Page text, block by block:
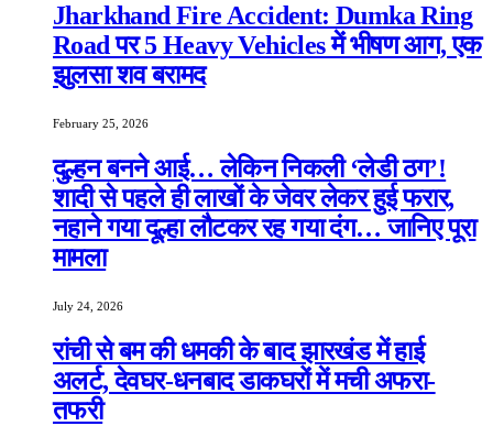
Jharkhand Fire Accident: Dumka Ring
Road पर 5 Heavy Vehicles में भीषण आग, एक
झुलसा शव बरामद
February 25, 2026
दुल्हन बनने आई… लेकिन निकली ‘लेडी ठग’!
शादी से पहले ही लाखों के जेवर लेकर हुई फरार,
नहाने गया दूल्हा लौटकर रह गया दंग… जानिए पूरा
मामला
July 24, 2026
रांची से बम की धमकी के बाद झारखंड में हाई
अलर्ट, देवघर-धनबाद डाकघरों में मची अफरा-
तफरी